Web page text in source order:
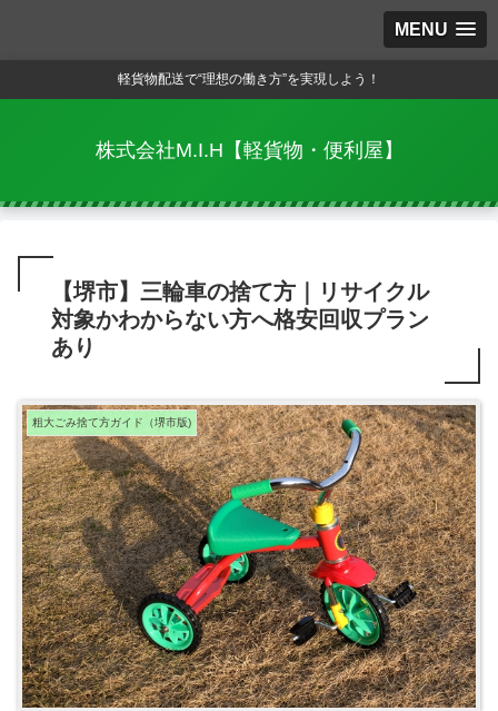
MENU
軽貨物配送で“理想の働き方”を実現しよう！
株式会社M.I.H【軽貨物・便利屋】
【堺市】三輪車の捨て方｜リサイクル
対象かわからない方へ格安回収プラン
あり
粗大ごみ捨て方ガイド（堺市版)